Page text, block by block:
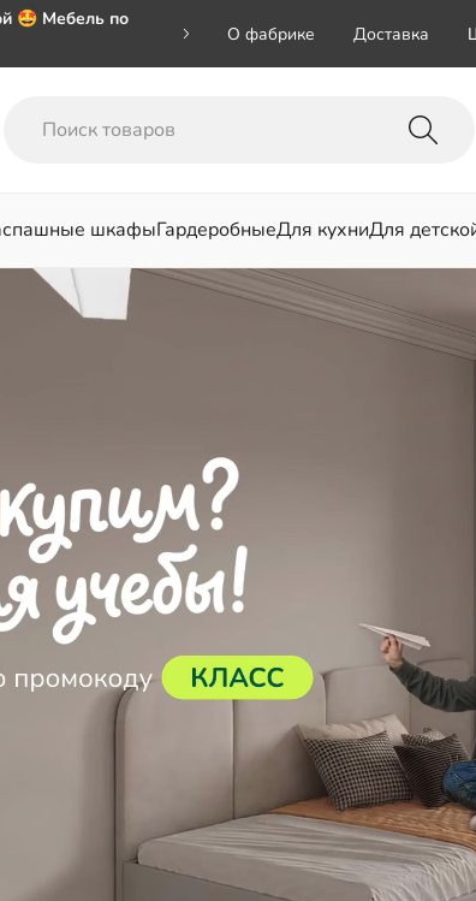
🤩 Мебель по
на номер
О фабрике Доставка
шкафыГардеробныеДля кухниДля
спальни